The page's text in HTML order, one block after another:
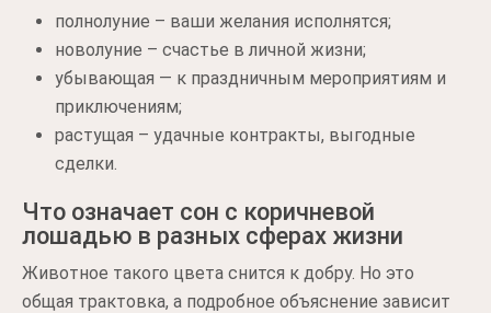
полнолуние – ваши желания исполнятся;
новолуние – счастье в личной жизни;
убывающая — к праздничным мероприятиям и
приключениям;
растущая – удачные контракты, выгодные
сделки.
Что означает сон с коричневой
лошадью в разных сферах жизни
Животное такого цвета снится к добру. Но это
общая трактовка, а подробное объяснение зависит